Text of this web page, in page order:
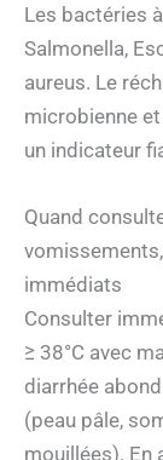
Les bactéries
Salmonella,
aureus. Le
microbienne et
un indicateur
Quand
immédiats
Consulter
≥ 38°C avec
diarrhée
(peau pâle,
mouillées). En